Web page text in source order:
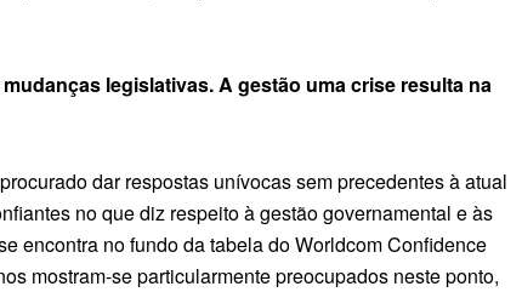
legislativas. A gestão uma crise resulta na
dar respostas unívocas sem precedentes à atual
no que diz respeito à gestão governamental e às
encontra no fundo da tabela do Worldcom Confidence
mostram-se particularmente preocupados neste ponto,